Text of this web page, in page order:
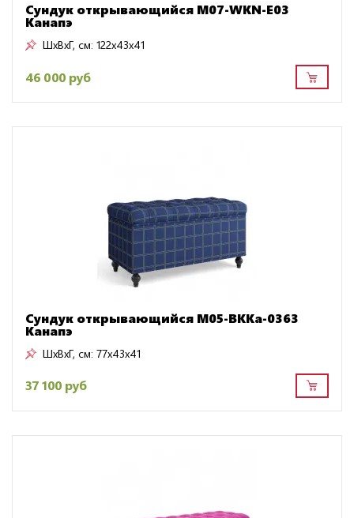
Сундук открывающийся M07-WKN-E03
Канапэ
ШxВxГ, см: 122x43x41
46 000 руб
Сундук открывающийся M05-BKKa-0363
Канапэ
ШxВxГ, см: 77x43x41
37 100 руб